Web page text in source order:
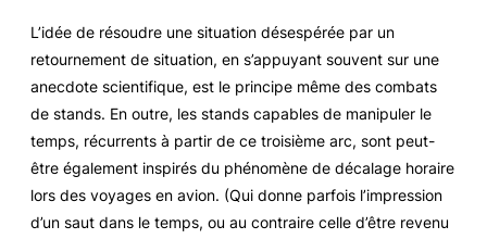
L’idée de résoudre une situation désespérée par un
retournement de situation, en s’appuyant souvent sur une
anecdote scientifique, est le principe même des combats
de stands. En outre, les stands capables de manipuler le
temps, récurrents à partir de ce troisième arc, sont peut-
être également inspirés du phénomène de décalage horaire
lors des voyages en avion. (Qui donne parfois l’impression
d’un saut dans le temps, ou au contraire celle d’être revenu